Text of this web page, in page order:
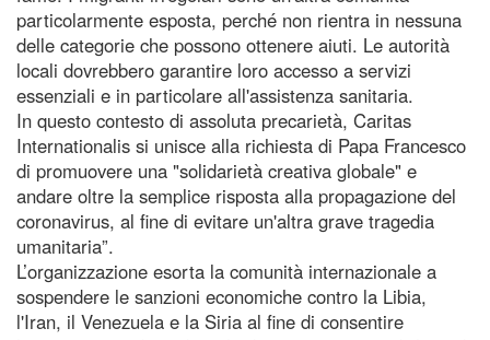
particolarmente esposta, perché non rientra in nessuna
delle categorie che possono ottenere aiuti. Le autorità
locali dovrebbero garantire loro accesso a servizi
essenziali e in particolare all'assistenza sanitaria.
In questo contesto di assoluta precarietà, Caritas
Internationalis si unisce alla richiesta di Papa Francesco
di promuovere una "solidarietà creativa globale" e
andare oltre la semplice risposta alla propagazione del
coronavirus, al fine di evitare un'altra grave tragedia
umanitaria”.
L’organizzazione esorta la comunità internazionale a
sospendere le sanzioni economiche contro la Libia,
l'Iran, il Venezuela e la Siria al fine di consentire